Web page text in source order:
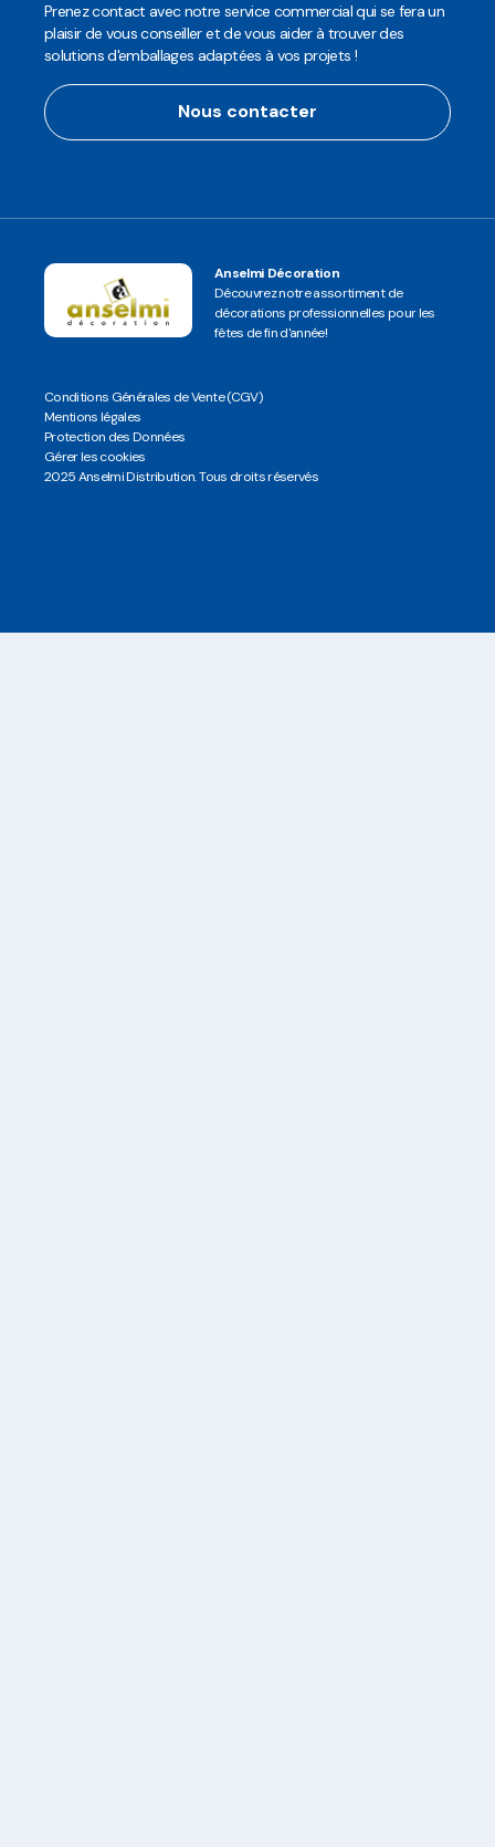
Prenez contact avec notre service commercial qui se fera un
plaisir de vous conseiller et de vous aider à trouver des
solutions d'emballages adaptées à vos projets !
Nous contacter
Anselmi Décoration
Découvrez notre assortiment de
décorations professionnelles pour les
fêtes de fin d'année!
Conditions Générales de Vente (CGV)
Mentions légales
Protection des Données
Gérer les cookies
2025 Anselmi Distribution. Tous droits réservés